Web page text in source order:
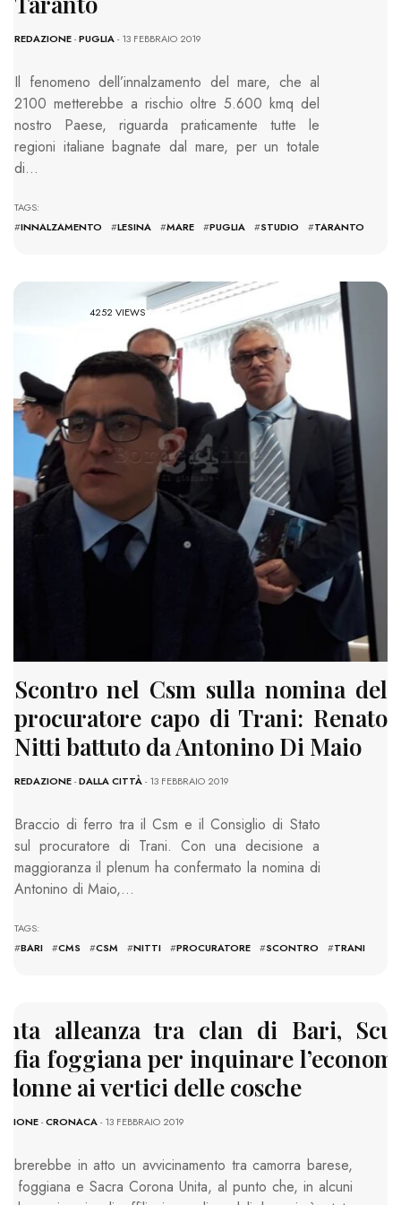
REDAZIONE-PUGLIA- 13 FEBBRAIO 2019
Il fenomeno dell’innalzamento del mare, che al
2100 metterebbe a rischio oltre 5.600 kmq del
nostro Paese, riguarda praticamente tutte le
regioni italiane bagnate dal mare, per un totale
di…
TAGS:
#INNALZAMENTO #LESINA #MARE #PUGLIA #STUDIO #TARANTO
4252 VIEWS
Scontro nel Csm sulla nomina del
procuratore capo di Trani: Renato
Nitti battuto da Antonino Di Maio
REDAZIONE-DALLA CITTÀ- 13 FEBBRAIO 2019
Braccio di ferro tra il Csm e il Consiglio di Stato
sul procuratore di Trani. Con una decisione a
maggioranza il plenum ha confermato la nomina di
Antonino di Maio,…
TAGS:
#BARI #CMS #CSM #NITTI #PROCURATORE #SCONTRO #TRANI
alleanza tra clan di Bari,
foggiana per inquinare
donne ai vertici delle cosche
-CRONACA- 13 FEBBRAIO 2019
in atto un avvicinamento tra camorra barese,
foggiana e Sacra Corona Unita, al punto che, in alcuni